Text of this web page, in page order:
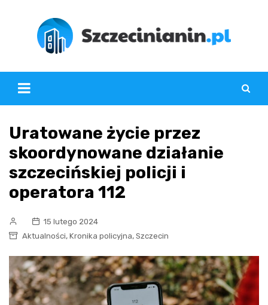
Uratowane życie przez
skoordynowane działanie
szczecińskiej policji i
operatora 112
15 lutego 2024
Aktualności, Kronika policyjna, Szczecin